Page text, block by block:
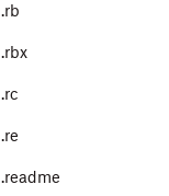
.rb
.rbx
.rc
.re
.readme